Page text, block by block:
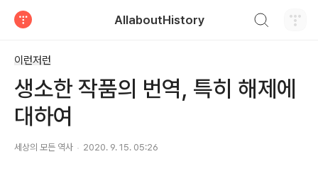
AllaboutHistory
이런저런
생소한 작품의 번역, 특히 해제에
대하여
세상의 모든 역사 2020. 9. 15. 05:26